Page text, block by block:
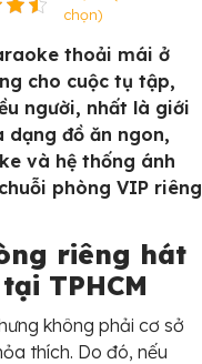
chọn)
thoải mái ở
cho cuộc tụ tập,
người, nhất là giới
dạng đồ ăn ngon,
và hệ thống ánh
phòng VIP riêng
riêng hát
TPHCM
không phải cơ sở
thích. Do đó, nếu